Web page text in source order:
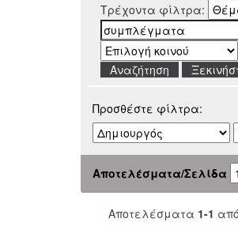
Τρέχοντα φίλτρα:
Προσθέστε φίλτρα:
Αποτελέσματα/Σελίδα
Αποτελέσματα 1-1 από